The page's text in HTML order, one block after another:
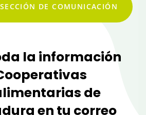
DE COMUNICACIÓN
la información
de
en tu correo